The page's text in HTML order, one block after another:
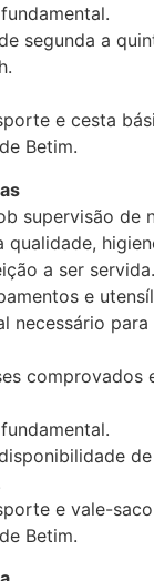
segunda a
e cesta
Betim.
supervisão de
qualidade,
a ser
e
necessário
comprovados
e vale-
Betim.